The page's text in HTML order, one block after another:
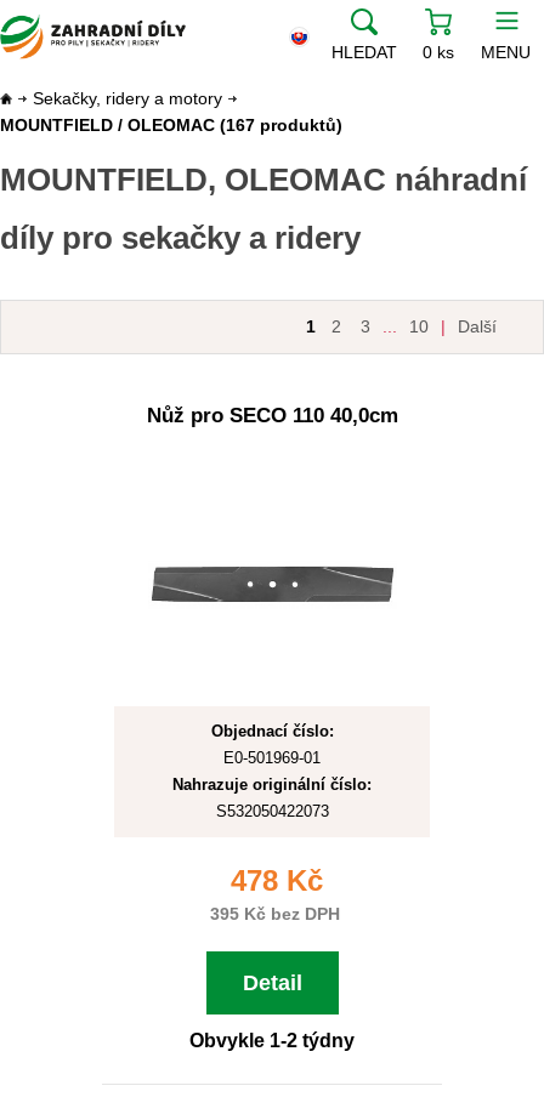
HLEDAT 0 ks MENU
Sekačky, ridery a motory
MOUNTFIELD / OLEOMAC (167 produktů)
MOUNTFIELD, OLEOMAC náhradní
díly pro sekačky a ridery
1 2 3 10 | Další
Nůž pro SECO 110 40,0cm
Objednací číslo:
E0-501969-01
Nahrazuje originální číslo:
S532050422073
478 Kč
395 Kč bez DPH
Detail
Obvykle 1-2 týdny